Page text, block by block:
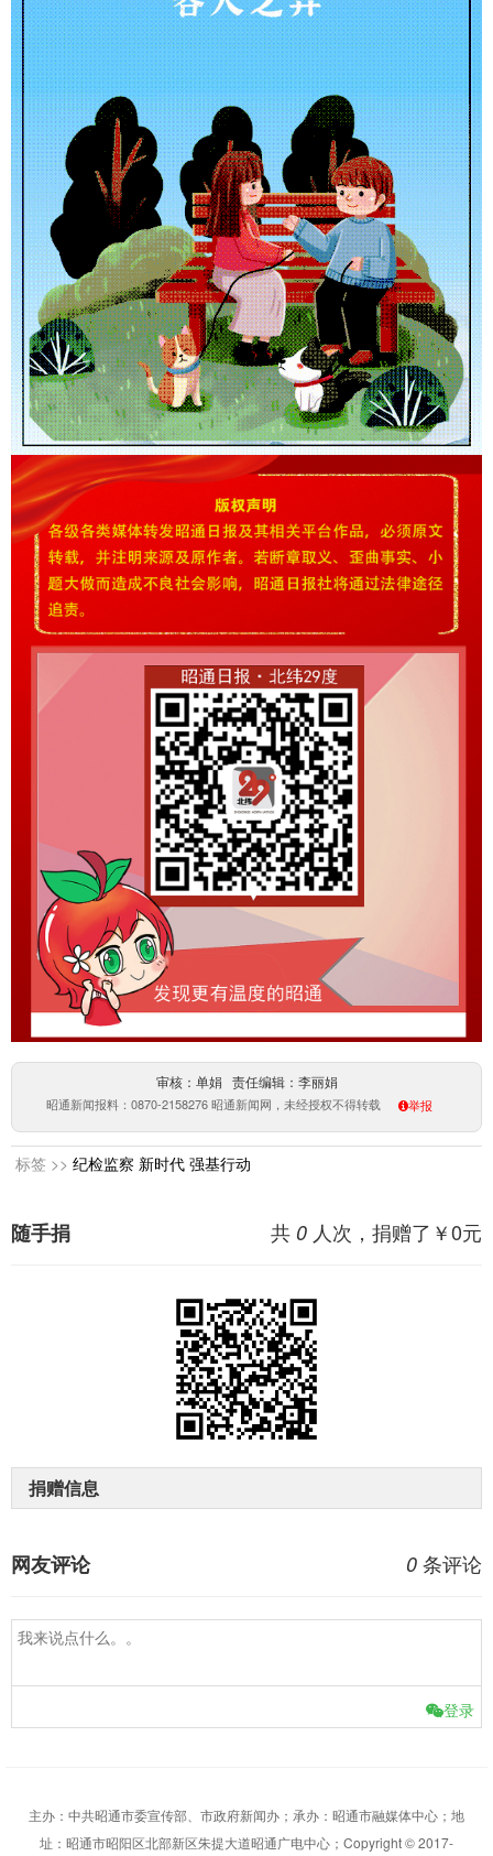
审核：单娟 责任编辑：李丽娟
昭通新闻报料：0870-2158276 昭通新闻网，未经授权不得转载 举报
标签 >> 纪检监察 新时代 强基行动
共 0 人次，捐赠了￥0元
随手捐
捐赠信息
0 条评论
网友评论
登录
主办：中共昭通市委宣传部、市政府新闻办；承办：昭通市融媒体中心；地
址：昭通市昭阳区北部新区朱提大道昭通广电中心；Copyright © 2017-